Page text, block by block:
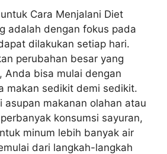
Cara Menjalani Diet
adalah dengan fokus pada
dilakukan setiap hari.
perubahan besar yang
Anda bisa mulai dengan
makan sedikit demi sedikit.
asupan makanan olahan atau
konsumsi sayuran,
minum lebih banyak air
dari langkah-langkah